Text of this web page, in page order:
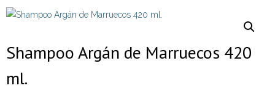
Shampoo Argán de Marruecos 420
ml.